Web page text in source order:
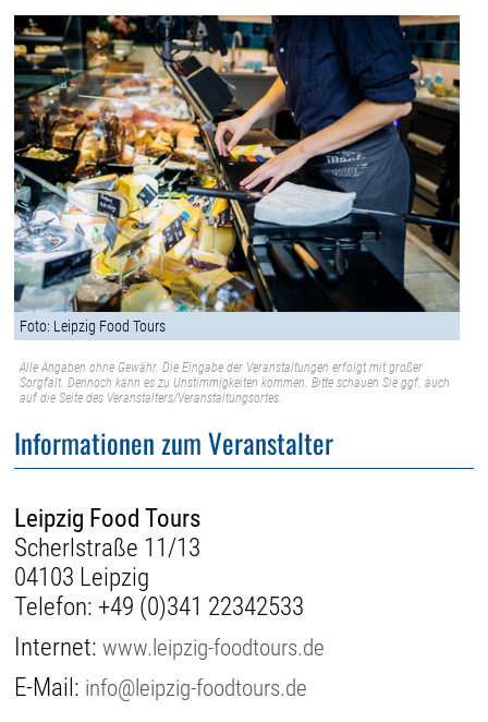
Foto: Leipzig Food Tours
Alle Angaben ohne Gewähr. Die Eingabe der Veranstaltungen erfolgt mit großer
Sorgfalt. Dennoch kann es zu Unstimmigkeiten kommen. Bitte schauen Sie ggf. auch
auf die Seite des Veranstalters/Veranstaltungsortes.
Informationen zum Veranstalter
Leipzig Food Tours
Scherlstraße 11/13
04103 Leipzig
Telefon: +49 (0)341 22342533
Internet:www.leipzig-foodtours.de
E-Mail: info@leipzig-foodtours.de